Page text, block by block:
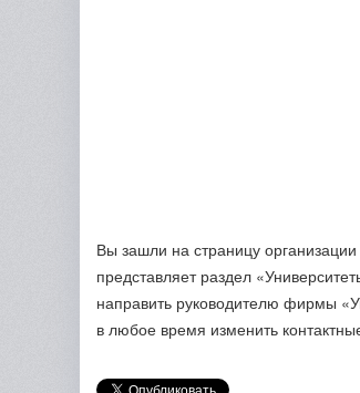
Вы зашли на страницу организации
представляет раздел
направить руководителю фирмы
в любое время изменить